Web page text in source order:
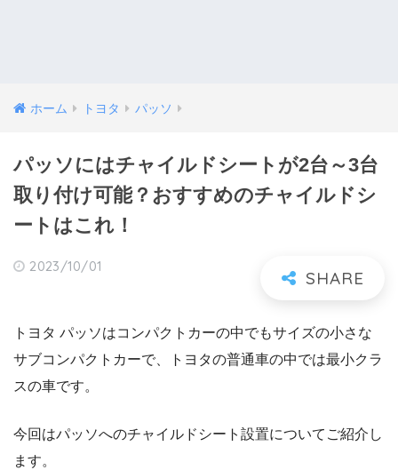
ホーム トヨタ パッソ
パッソにはチャイルドシートが2台～3台
取り付け可能？おすすめのチャイルドシ
ートはこれ！
2023/10/01
トヨタ パッソはコンパクトカーの中でもサイズの小さな
サブコンパクトカーで、トヨタの普通車の中では最小クラ
スの車です。
今回はパッソへのチャイルドシート設置についてご紹介し
ます。